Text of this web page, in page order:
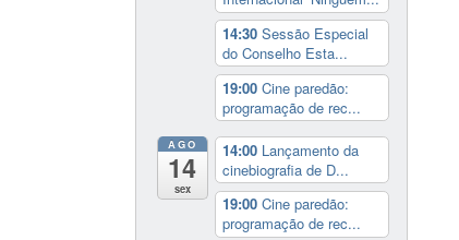
14:30 Sessão Especial
do Conselho Esta...
19:00 Cine paredão:
programação de rec...
AGO
14
sex
14:00 Lançamento da
cinebiografia de D...
19:00 Cine paredão:
programação de rec...